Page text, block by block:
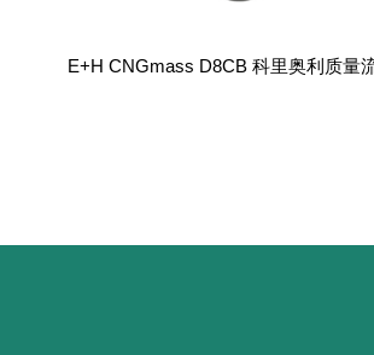
E+H CNGmass D8CB 科里奥利质量